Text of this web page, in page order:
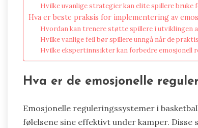
Hvilke uvanlige strategier kan elite spillere bruke
Hva er beste praksis for implementering av
Hvordan kan trenere støtte spillere i utviklingen
Hvilke vanlige feil bør spillere unngå når de
Hvilke ekspertinnsikter kan forbedre emosjonell
Hva er de emosjonelle
Emosjonelle reguleringssystemer i
følelsene sine effektivt under kamper.